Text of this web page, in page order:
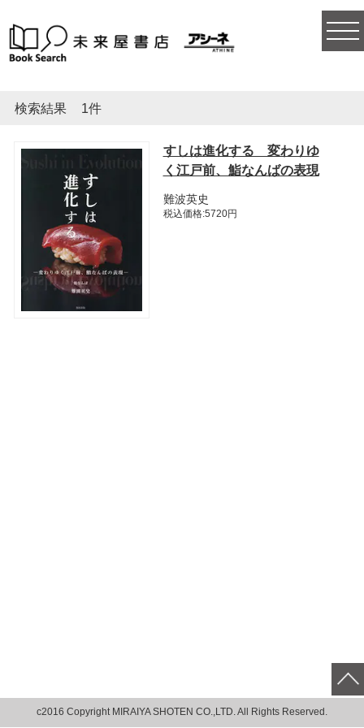
検索結果 1件
すしは進化する 変わりゆ
く江戸前、鮨なんばの表現
難波英史
税込価格:5720円
c2016 Copyright MIRAIYA SHOTEN CO.,LTD. All Rights Reserved.